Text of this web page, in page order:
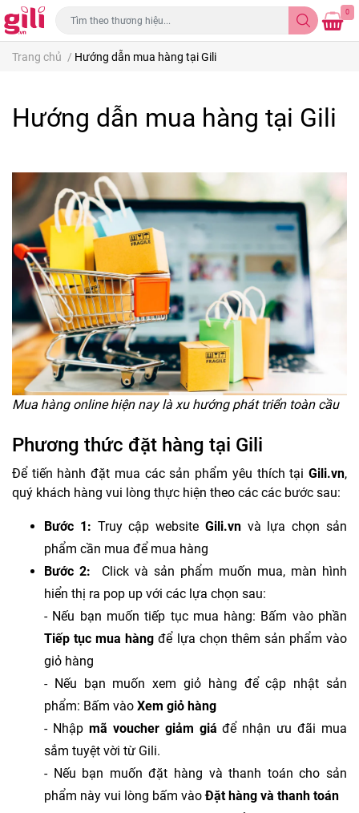
0
Trang chủ / Hướng dẫn mua hàng tại Gili
Hướng dẫn mua hàng tại Gili
Mua hàng online hiện nay là xu hướng phát triển toàn cầu
Phương thức đặt hàng tại Gili
Để tiến hành đặt mua các sản phẩm yêu thích tại Gili.vn,
quý khách hàng vui lòng thực hiện theo các các bước sau:
Bước 1: Truy cập website Gili.vnvà lựa chọn sản
phẩm cần mua để mua hàng
Bước 2: Click và sản phẩm muốn mua, màn hình
hiển thị ra pop up với các lựa chọn sau:
- Nếu bạn muốn tiếp tục mua hàng: Bấm vào phần
Tiếp tục mua hàng để lựa chọn thêm sản phẩm vào
giỏ hàng
- Nếu bạn muốn xem giỏ hàng để cập nhật sản
phẩm: Bấm vào Xem giỏ hàng
- Nhập mã voucher giảm giá để nhận ưu đãi mua
sắm tuyệt vời từ Gili.
- Nếu bạn muốn đặt hàng và thanh toán cho sản
phẩm này vui lòng bấm vàoĐặt hàng và thanh toán